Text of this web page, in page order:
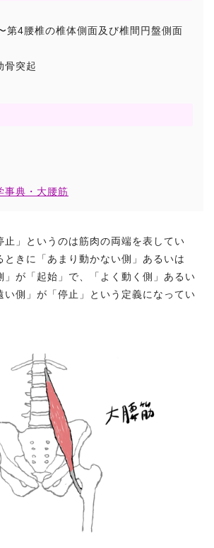
第4腰椎の椎体側面及び椎間円盤側面
骨突起
事典・大腰筋
止」というのは筋肉の両端を表してい
ときに「あまり動かない側」あるいは
」が「起始」で、「よく動く側」あるい
い側」が「停止」という定義になってい